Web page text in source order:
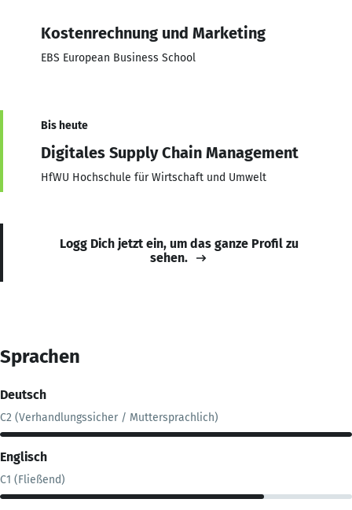
Kostenrechnung und Marketing
EBS European Business School
Bis heute
Digitales Supply Chain Management
HfWU Hochschule für Wirtschaft und Umwelt
Logg Dich jetzt ein, um das ganze Profil zu
sehen.
Sprachen
Deutsch
C2 (Verhandlungssicher / Muttersprachlich)
Englisch
C1 (Fließend)